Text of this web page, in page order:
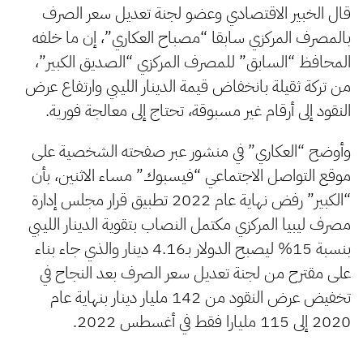
قال الخبير الاقتصادي وعضو لجنة تعديل سعر الصرف
بالمصرف المركزي سابقا “مصباح العكاري”، إن ما خلفه
المحافظ “السابق” للمصرف المركزي “الصديق الكبير”،
من تركة ثقيلة بانخفاض قيمة الدينار الليبي وارتفاع عرض
النقود إلى أرقام غير مسبوقة، تحتاج إلى معالجة فورية.
وأوضح “العكاري” في منشور عبر صفحته الشخصية على
موقع التواصل الاجتماعي “فيسبوك” مساء الاثنين، بأن
“الكبير” رفض نهاية عام 2022 تطبيق قرار مجلس إدارة
مصرف ليبيا المركزي مكتمل النصاب بتقوية الدينار الليبي
بنسبة 15% ليصبح الدولار بـ4.16 دينار والذي جاء بناء
على مقترح من لجنة تعديل سعر الصرف بعد النجاح في
تخفيض عرض النقود من 142 مليار دينار بنهاية عام
2020 إلى 115 مليارا فقط في أغسطس 2022.